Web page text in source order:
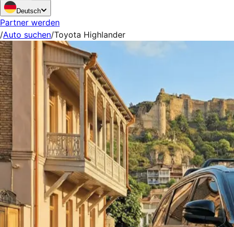
Deutsch
Partner werden
/Auto suchen/Toyota Highlander